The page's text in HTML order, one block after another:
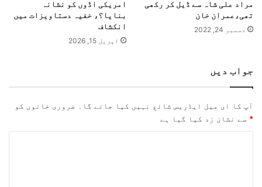
مراد علی شاہ سے ڈیل کر رکھی
تھی،عمران خان
دسمبر 24, 2022
امریکی اڈوں کو نشانہ
بنایا؟، خفیہ دستاویزات میں
انکشاف
اپریل 15, 2026
جواب دیں
آپ کا ای میل ایڈریس شائع نہیں کیا جائے گا۔
ضروری خانوں کو
* سے نشان زد کیا گیا ہے